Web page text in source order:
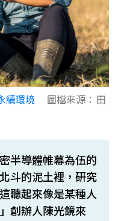
續環境 圖檔來源：
田
半導體帷幕為伍的
斗的泥土裡，研究
聽起來像是某種人
創辦人陳光鏡來